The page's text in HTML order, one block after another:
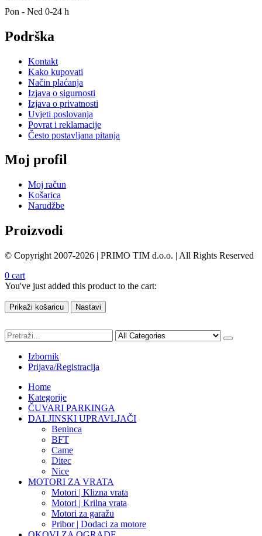
Pon - Ned 0-24 h
Podrška
Kontakt
Kako kupovati
Način plaćanja
Izjava o sigurnosti
Izjava o privatnosti
Uvjeti poslovanja
Povrat i reklamacije
Često postavljana pitanja
Moj profil
Moj račun
Košarica
Narudžbe
Proizvodi
© Copyright 2007-2026 | PRIMO TIM d.o.o. | All Rights Reserved
0 cart
You've just added this product to the cart:
Prikaži košaricu Nastavi
Izbornik
Prijava/Registracija
Home
Kategorije
ČUVARI PARKINGA
DALJINSKI UPRAVLJAČI
Beninca
BFT
Came
Ditec
Nice
MOTORI ZA VRATA
Motori | Klizna vrata
Motori | Krilna vrata
Motori za garažu
Pribor | Dodaci za motore